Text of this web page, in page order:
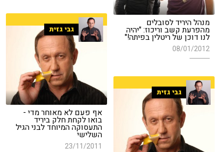
מנהל היריד לסובלים
מהפרעת קשב וריכוז: "יהיה
לנו דוכן של ריטלין בפיתה!"
08/01/2012
גבי גזית
אף פעם לא מאוחר מדי -
בואו לקחת חלק ביריד
התעסוקה המיוחד לבני הגיל
השלישי
23/11/2011
גבי גזית